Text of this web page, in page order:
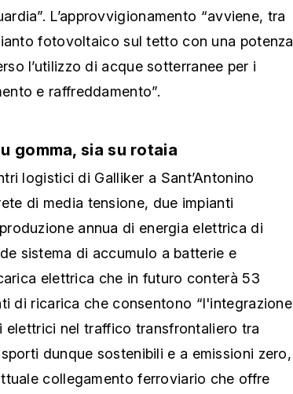
L’approvvigionamento “avviene, tra
fotovoltaico sul tetto con una potenza
l’utilizzo di acque sotterranee per i
e raffreddamento”.
gomma, sia su rotaia
logistici di Galliker a Sant’Antonino
di media tensione, due impianti
annua di energia elettrica di
sistema di accumulo a batterie e
elettrica che in futuro conterà 53
di ricarica che consentono “l'integrazione
elettrici nel traffico transfrontaliero tra
dunque sostenibili e a emissioni zero,
collegamento ferroviario che offre